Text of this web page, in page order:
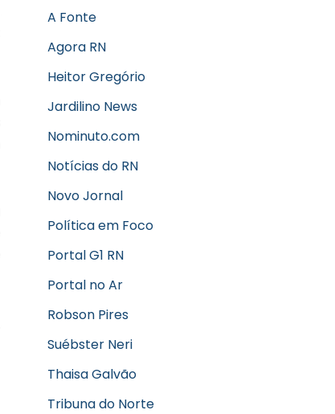
A Fonte
Agora RN
Heitor Gregório
Jardilino News
Nominuto.com
Notícias do RN
Novo Jornal
Política em Foco
Portal G1 RN
Portal no Ar
Robson Pires
Suébster Neri
Thaisa Galvão
Tribuna do Norte